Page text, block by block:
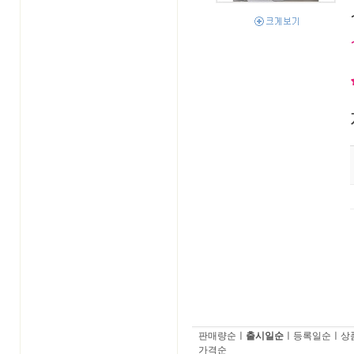
판매량순 ㅣ 출시일순 ㅣ 등록일순 ㅣ 상
가격순